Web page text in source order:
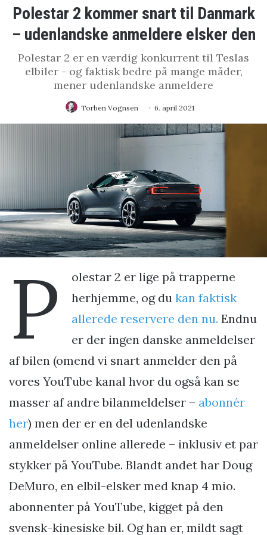
Polestar 2 kommer snart til Danmark
– udenlandske anmeldere elsker den
Polestar 2 er en værdig konkurrent til Teslas
elbiler - og faktisk bedre på mange måder,
mener udenlandske anmeldere
Torben Vognsen 6. april 2021
P
olestar 2 er lige på trapperne
herhjemme, og du kan faktisk
allerede reservere den nu. Endnu
er der ingen danske anmeldelser
af bilen (omend vi snart anmelder den på
vores YouTube kanal hvor du også kan se
masser af andre bilanmeldelser – abonnér
her) men der er en del udenlandske
anmeldelser online allerede – inklusiv et par
stykker på YouTube. Blandt andet har Doug
DeMuro, en elbil-elsker med knap 4 mio.
abonnenter på YouTube, kigget på den
svensk-kinesiske bil. Og han er, mildt sagt